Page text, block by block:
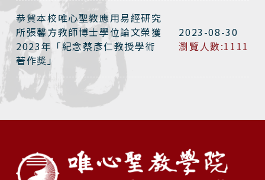
恭賀本校唯心聖教應用易經研究
所張馨方教師博士學位論文榮獲
2023年「紀念蔡彥仁教授學術
著作獎」
2023-08-30
瀏覽人數:1111